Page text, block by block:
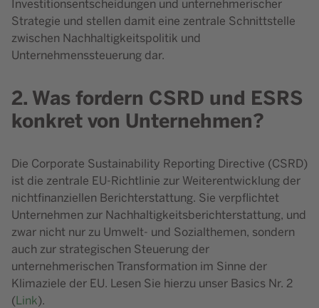
Strategie und stellen damit eine zentrale Schnittstelle
zwischen Nachhaltigkeitspolitik und
Unternehmenssteuerung dar.
2. Was fordern CSRD und ESRS
konkret von Unternehmen?
Die Corporate Sustainability Reporting Directive (CSRD)
ist die zentrale EU-Richtlinie zur Weiterentwicklung der
nichtfinanziellen Berichterstattung. Sie verpflichtet
Unternehmen zur Nachhaltigkeitsberichterstattung, und
zwar nicht nur zu Umwelt- und Sozialthemen, sondern
auch zur strategischen Steuerung der
unternehmerischen Transformation im Sinne der
Klimaziele der EU. Lesen Sie hierzu unser Basics Nr. 2
(Link).